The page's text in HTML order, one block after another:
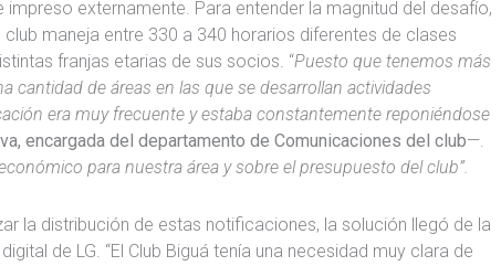
impreso externamente. Para entender la magnitud del desafío,
maneja entre 330 a 340 horarios diferentes de clases
franjas etarias de sus socios. “Puesto que tenemos más
cantidad de áreas en las que se desarrollan actividades
era muy frecuente y estaba constantemente reponiéndose
encargada del departamento de Comunicaciones del club—.
para nuestra área y sobre el presupuesto del club”.
la distribución de estas notificaciones, la solución llegó de la
de LG. “El Club Biguá tenía una necesidad muy clara de